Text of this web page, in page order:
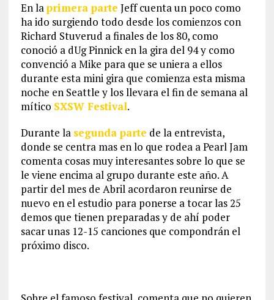
En laprimera parte Jeff cuenta un poco como
ha ido surgiendo todo desde los comienzos con
Richard Stuverud a finales de los 80, como
conoció a dUg Pinnick en la gira del 94 y como
convenció a Mike para que se uniera a ellos
durante esta mini gira que comienza esta misma
noche en Seattle y los llevara el fin de semana al
mítico SXSW Festival.
Durante la segunda parte de la entrevista,
donde se centra mas en lo que rodea a Pearl Jam
comenta cosas muy interesantes sobre lo que se
le viene encima al grupo durante este año. A
partir del mes de Abril acordaron reunirse de
nuevo en el estudio para ponerse a tocar las 25
demos que tienen preparadas y de ahí poder
sacar unas 12-15 canciones que compondrán el
próximo disco.